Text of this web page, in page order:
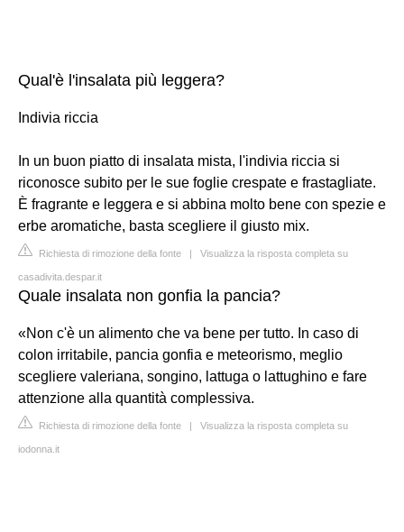
Qual'è l'insalata più leggera?
Indivia riccia
In un buon piatto di insalata mista, l'indivia riccia si
riconosce subito per le sue foglie crespate e frastagliate.
È fragrante e leggera e si abbina molto bene con spezie e
erbe aromatiche, basta scegliere il giusto mix.
Richiesta di rimozione della fonte | Visualizza la risposta completa su
casadivita.despar.it
Quale insalata non gonfia la pancia?
«Non c'è un alimento che va bene per tutto. In caso di
colon irritabile, pancia gonfia e meteorismo, meglio
scegliere valeriana, songino, lattuga o lattughino e fare
attenzione alla quantità complessiva.
Richiesta di rimozione della fonte | Visualizza la risposta completa su
iodonna.it